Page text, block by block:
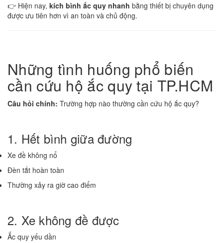
👉 Hiện nay, kích bình ắc quy nhanh bằng thiết bị chuyên dụng
được ưu tiên hơn vì an toàn và chủ động.
Những tình huống phổ biến
cần cứu hộ ắc quy tại TP.HCM
Câu hỏi chính: Trường hợp nào thường cần cứu hộ ắc quy?
1. Hết bình giữa đường
Xe đề không nổ
Đèn tắt hoàn toàn
Thường xảy ra giờ cao điểm
2. Xe không đề được
Ắc quy yếu dần